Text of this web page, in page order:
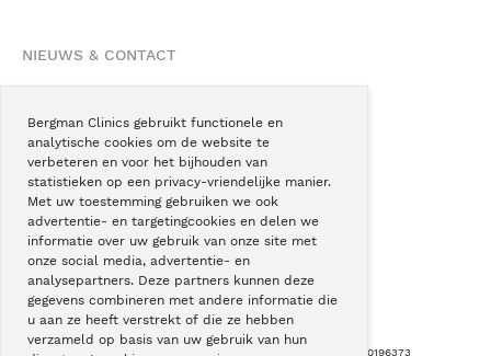
Bergman Clinics gebruikt functionele en
analytische cookies om de website te
verbeteren en voor het bijhouden van
statistieken op een privacy-vriendelijke manier.
Met uw toestemming gebruiken we ook
advertentie- en targetingcookies en delen we
informatie over uw gebruik van onze site met
onze social media, advertentie- en
analysepartners. Deze partners kunnen deze
gegevens combineren met andere informatie die
u aan ze heeft verstrekt of die ze hebben
verzameld op basis van uw gebruik van hun
NIEUWS & CONTACT
Blogs
Podcast
Pressroom
Instagram
Facebook
LinkedIn
Copyright © Bergman Clinics 2026 KVK nummer: 30196373